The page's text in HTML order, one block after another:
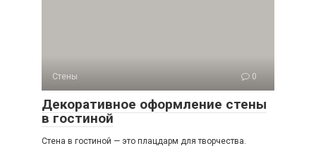
Стены 0
Декоративное оформление стены
в гостиной
Стена в гостиной — это плацдарм для творчества.